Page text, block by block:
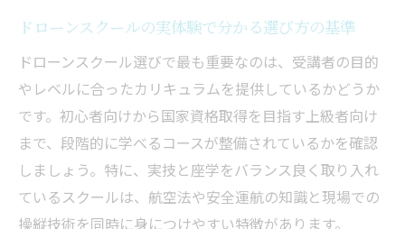
ドローンスクールの実体験で分かる選び方の基準
ドローンスクール選びで最も重要なのは、受講者の目的
やレベルに合ったカリキュラムを提供しているかどうか
です。初心者向けから国家資格取得を目指す上級者向け
まで、段階的に学べるコースが整備されているかを確認
しましょう。特に、実技と座学をバランス良く取り入れ
ているスクールは、航空法や安全運航の知識と現場での
操縦技術を同時に身につけやすい特徴があります。